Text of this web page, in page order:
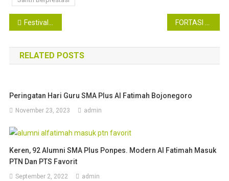
Navigasi
pos
Festival Ramadhan
RELATED POSTS
Peringatan Hari Guru SMA Plus Al Fatimah Bojonegoro
November 23, 2023 admin
Keren, 92 Alumni SMA Plus Ponpes. Modern Al Fatimah Masuk
PTN Dan PTS Favorit
September 2, 2022 admin